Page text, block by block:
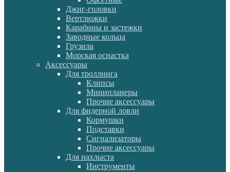
Джиг-головки
Вертлюжки
Карабины и застежки
Заводные кольца
Грузила
Морская оснастка
Аксессуары
Для троллинга
Клипсы
Минипланеры
Прочие аксессуары
Для фидерной ловли
Кормушки
Подставки
Сигнализаторы
Прочие аксессуары
Для нахлыста
Инструменты